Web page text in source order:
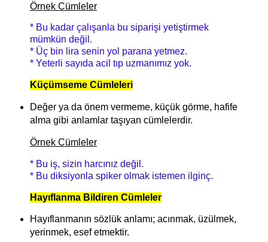
Örnek Cümleler
* Bu kadar çalışanla bu siparişi yetiştirmek
mümkün değil.
* Üç bin lira senin yol parana yetmez.
* Yeterli sayıda acil tıp uzmanımız yok.
Küçümseme Cümleleri
Değer ya da önem vermeme, küçük görme, hafife
alma gibi anlamlar taşıyan cümlelerdir.
Örnek Cümleler
* Bu iş, sizin harcınız değil.
* Bu diksiyonla spiker olmak istemen ilginç.
Hayıflanma Bildiren Cümleler
Hayıflanmanın sözlük anlamı; acınmak, üzülmek,
yerinmek, esef etmektir.